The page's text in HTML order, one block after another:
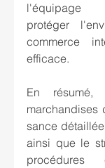
protéger
commerce
efficace.
En résumé,
marchandises
sance
ainsi que le